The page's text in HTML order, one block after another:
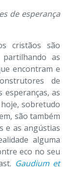
de esperança
cristãos são
as
encontram e
de
esperanças, as
sobretudo
são também
e as angústias
alguma
eco no seu
Gaudium et